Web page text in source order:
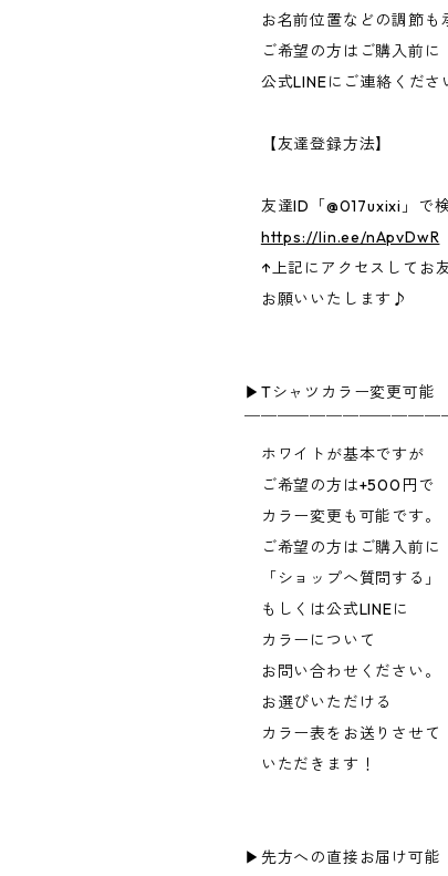
お名前位置などの調節も
ご希望の方はご購入前に
公式LINEにご連絡くださ
【友達登録方法】
友達ID「@017uxixi」で
https://lin.ee/nApvDwR
↑上記にアクセスしてお
お願いいたします♪
▶︎Tシャツカラー変更可能
￣￣￣￣￣￣￣￣￣￣￣￣
ホワイトが基本ですが
ご希望の方は+500円で
カラー変更も可能です。
ご希望の方はご購入前に
「ショップへ質問する」
もしくは公式LINEに
カラーについて
お問い合わせください。
お選びいただける
カラー表をお送りさせて
いただきます！
▶︎先方への直接お届け可能